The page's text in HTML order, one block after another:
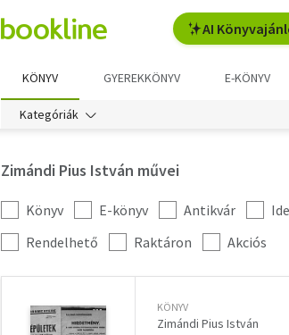
AI
KÖNYV GYEREKKÖNYV E-KÖNYV
Kategóriák
Zimándi Pius István művei
Kategória
szűrés
Könyv E-könyv Antikvár
További
szűrők
Rendelhető Raktáron Akciós
KÖNYV
Zimándi Pius István